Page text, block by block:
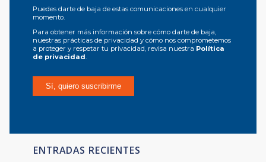
Puedes darte de baja de estas comunicaciones en cualquier
momento.
Para obtener más información sobre cómo darte de baja,
nuestras prácticas de privacidad y cómo nos comprometemos
a proteger y respetar tu privacidad, revisa nuestra Política
de privacidad.
ENTRADAS RECIENTES